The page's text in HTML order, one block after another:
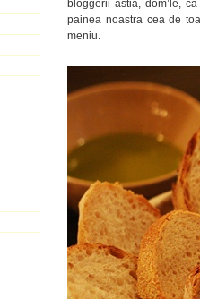
bloggerii astia, dom’le,
painea noastra cea de
meniu.